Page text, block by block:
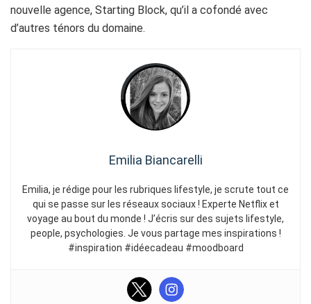
nouvelle agence, Starting Block, qu’il a cofondé avec
d’autres ténors du domaine.
Emilia Biancarelli
Emilia, je rédige pour les rubriques lifestyle, je scrute tout ce
qui se passe sur les réseaux sociaux ! Experte Netflix et
voyage au bout du monde ! J’écris sur des sujets lifestyle,
people, psychologies. Je vous partage mes inspirations !
#inspiration #idéecadeau #moodboard